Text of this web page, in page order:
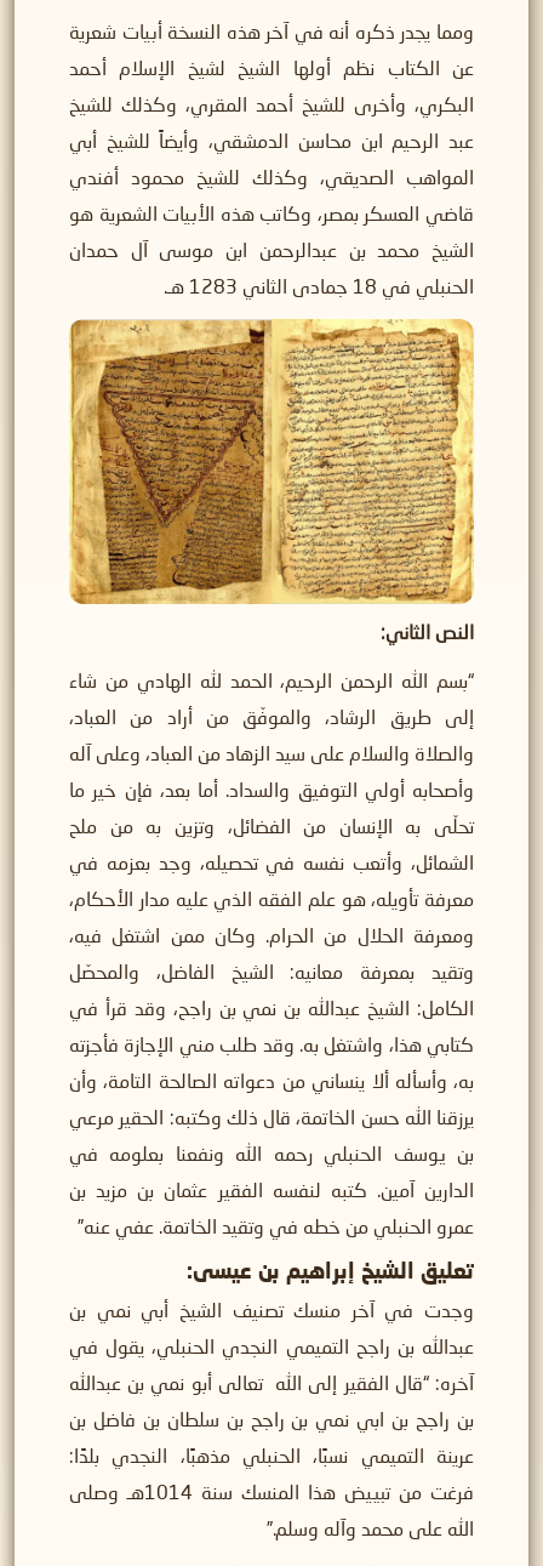
ومما يجدر ذكره أنه في آخر هذه النسخة أبيات شعرية
عن الكتاب نظم أولها الشيخ لشيخ الإسلام أحمد
البكري، وأخرى للشيخ أحمد المقري، وكذلك للشيخ
عبد الرحيم ابن محاسن الدمشقي، وأيضاً للشيخ أبي
المواهب الصديقي، وكذلك للشيخ محمود أفندي
قاضي العسكر بمصر، وكاتب هذه الأبيات الشعرية هو
الشيخ محمد بن عبدالرحمن ابن موسى آل حمدان
الحنبلي في 18 جمادى الثاني 1283 هـ.
النص الثاني:
“بسم الله الرحمن الرحيم، الحمد لله الهادي من شاء
إلى طريق الرشاد، والموفّق من أراد من العباد،
والصلاة والسلام على سيد الزهاد من العباد، وعلى آله
وأصحابه أولي التوفيق والسداد. أما بعد، فإن خير ما
تحلّى به الإنسان من الفضائل، وتزين به من ملح
الشمائل، وأتعب نفسه في تحصيله، وجد بعزمه في
معرفة تأويله، هو علم الفقه الذي عليه مدار الأحكام،
ومعرفة الحلال من الحرام. وكان ممن اشتغل فيه،
وتقيد بمعرفة معانيه: الشيخ الفاضل، والمحصّل
الكامل: الشيخ عبدالله بن نمي بن راجح، وقد قرأ في
كتابي هذا، واشتغل به. وقد طلب مني الإجازة فأجزته
به، وأسأله ألا ينساني من دعواته الصالحة التامة، وأن
يرزقنا الله حسن الخاتمة، قال ذلك وكتبه: الحقير مرعي
بن يوسف الحنبلي رحمه الله ونفعنا بعلومه في
الدارين آمين. كتبه لنفسه الفقير عثمان بن مزيد بن
عمرو الحنبلي من خطه في وتقيد الخاتمة. عفي عنه”
تعليق الشيخ إبراهيم بن عيسى:
وجدت في آخر منسك تصنيف الشيخ أبي نمي بن
عبدالله بن راجح التميمي النجدي الحنبلي، يقول في
آخره: “قال الفقير إلى الله تعالى أبو نمي بن عبدالله
بن راجح بن ابي نمي بن راجح بن سلطان بن فاضل بن
عرينة التميمي نسبًا، الحنبلي مذهبًا، النجدي بلدًا:
فرغت من تبييض هذا المنسك سنة 1014هـ وصلى
الله على محمد وآله وسلم.”